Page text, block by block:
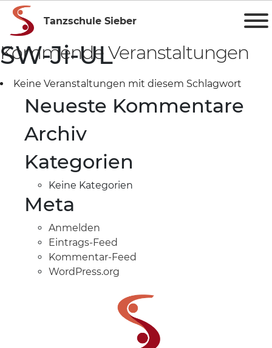
Tanzschule Sieber
SW-Ji-UL
Kommende Veranstaltungen
Keine Veranstaltungen mit diesem Schlagwort
Neueste Kommentare
Archiv
Kategorien
Keine Kategorien
Meta
Anmelden
Eintrags-Feed
Kommentar-Feed
WordPress.org